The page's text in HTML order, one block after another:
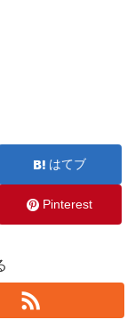
はてブ
Pinterest